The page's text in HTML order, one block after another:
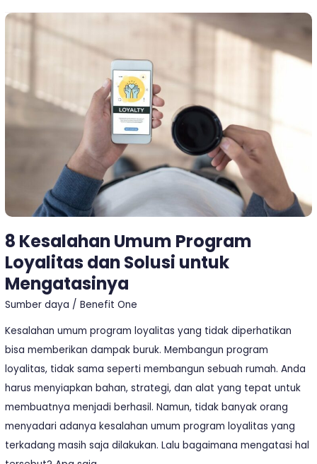
8 Kesalahan Umum Program
Loyalitas dan Solusi untuk
Mengatasinya
Sumber daya /Benefit One
Kesalahan umum program loyalitas yang tidak diperhatikan
bisa memberikan dampak buruk. Membangun program
loyalitas, tidak sama seperti membangun sebuah rumah. Anda
harus menyiapkan bahan, strategi, dan alat yang tepat untuk
membuatnya menjadi berhasil. Namun, tidak banyak orang
menyadari adanya kesalahan umum program loyalitas yang
terkadang masih saja dilakukan. Lalu bagaimana mengatasi hal
8
Kesalahan
Loyalitas
Mengatasinya